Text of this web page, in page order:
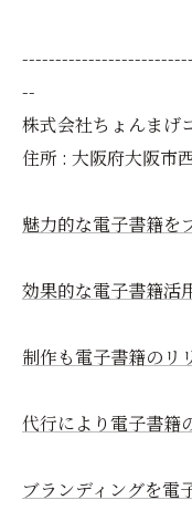
--
株式会社ちょんまげ
住所 : 大阪府大阪市
魅力的な電子書籍を
効果的な電子書籍活
制作も電子書籍のリ
代行により電子書籍
ブランディングを電